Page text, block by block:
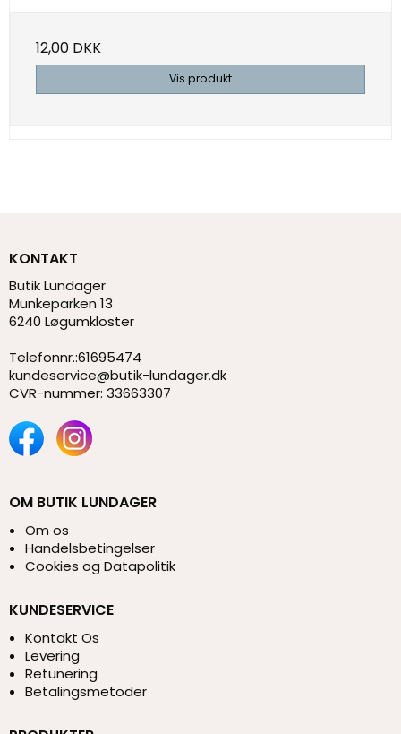
12,00 DKK
Vis produkt
KONTAKT
Butik Lundager
Munkeparken 13
6240 Løgumkloster
Telefonnr.:61695474
kundeservice@butik-lundager.dk
CVR-nummer: 33663307
OM BUTIK LUNDAGER
Om os
Handelsbetingelser
Cookies og Datapolitik
KUNDESERVICE
Kontakt Os
Levering
Retunering
Betalingsmetoder